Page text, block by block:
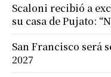
Scaloni recibió a
su casa de Pujato:
San Francisco será
2027